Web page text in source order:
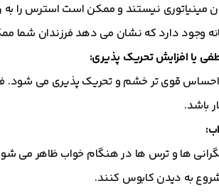
مینیاتوری نیستند و ممکن است استرس را به
وجود دارد که نشان می دهد فرزندان شما
یا افزایش تحریک پذیری:
قوی تر خشم و تحریک پذیری می شود.
باشد.
ها و ترس ها در هنگام خواب ظاهر می
به دیدن کابوس کنند.